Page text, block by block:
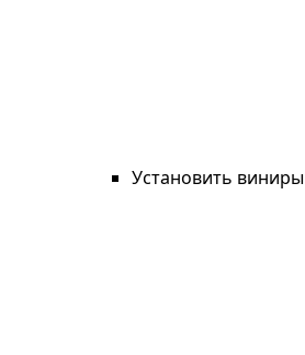
Установить виниры